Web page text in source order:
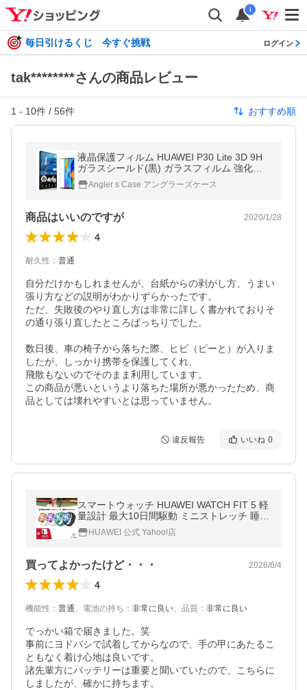
i
毎日引けるくじ 今すぐ挑戦 ログイン
tak********さんの商品レビュー
1 - 10件 / 56件 おすすめ順
液晶保護フィルム HUAWEI P30 Lite 3D 9H
ガラスシールド(黒) ガラスフィルム 強化ガ
ラス ファーウェイ ピー サーティー ライト
Angler s Case アングラーズケース
商品はいいのですが 2020/1/28
4
耐久性 ： 普通
自分だけかもしれませんが、台紙からの剥がし方、うまい
張り方などの説明がわかりずらかったです。
ただ、失敗後のやり直し方は非常に詳しく書かれておりそ
の通り張り直したところばっちりでした。
数日後、車の椅子から落ちた際、ヒビ（ピーと）が入りま
したが、しっかり携帯を保護してくれ、
飛散もないのでそのまま利用しています。
この商品が悪いというより落ちた場所が悪かったため、商
品としては壊れやすいとは思っていません。
違反報告 いいね 0
スマートウォッチ HUAWEI WATCH FIT 5 軽
量設計 最大10日間駆動 ミニストレッチ 睡
眠・心拍・血中酸素・GPS搭載 iOS/Android
対応 多機能 健康管理 スポーツ対応
HUAWEI 公式 Yahoo!店
買ってよかったけど・・・ 2026/6/4
4
機能性 ： 普通、 電池の持ち ： 非常に良い、 品質 ： 非常に良い
でっかい箱で届きました。笑
事前にヨドバシで試着してからなので、手の甲にあたるこ
ともなく着け心地は良いです。
諸先輩方にバッテリーは重要と聞いていたので、こちらに
しましたが、確かに持ちます。